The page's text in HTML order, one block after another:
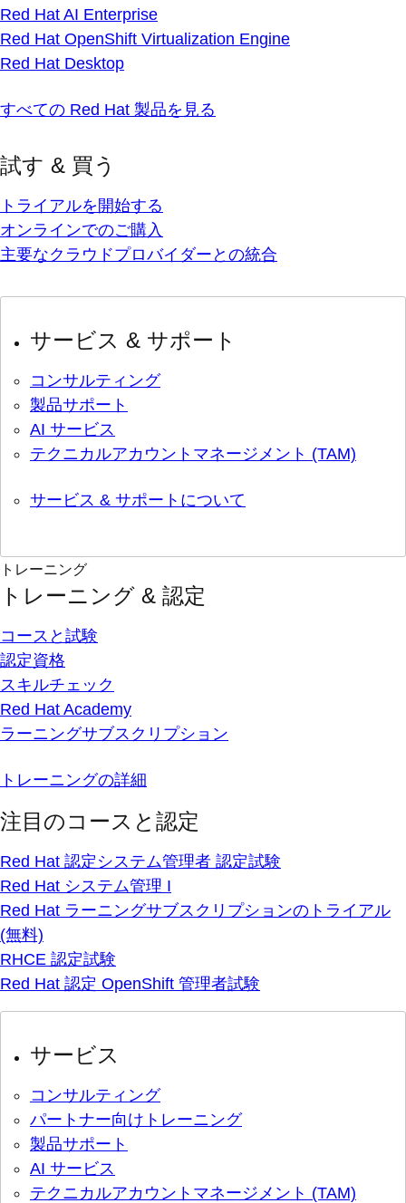
Red Hat AI Enterprise
Red Hat OpenShift Virtualization Engine
Red Hat Desktop
すべての Red Hat 製品を見る
試す & 買う
トライアルを開始する
オンラインでのご購入
主要なクラウドプロバイダーとの統合
サービス & サポート
コンサルティング
製品サポート
AI サービス
テクニカルアカウントマネージメント (TAM)
サービス & サポートについて
トレーニング
トレーニング & 認定
コースと試験
認定資格
スキルチェック
Red Hat Academy
ラーニングサブスクリプション
トレーニングの詳細
注目のコースと認定
Red Hat 認定システム管理者 認定試験
Red Hat システム管理 I
Red Hat ラーニングサブスクリプションのトライアル
(無料)
RHCE 認定試験
Red Hat 認定 OpenShift 管理者試験
サービス
コンサルティング
パートナー向けトレーニング
製品サポート
AI サービス
テクニカルアカウントマネージメント (TAM)